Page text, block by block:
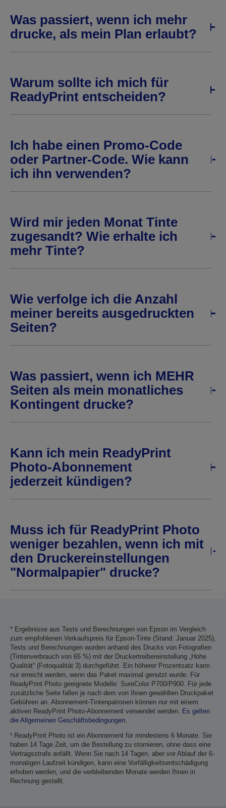
Was passiert, wenn ich mehr
drucke, als mein Plan erlaubt?
Warum sollte ich mich für
ReadyPrint entscheiden?
Ich habe einen Promo-Code
oder Partner-Code. Wie kann
ich ihn verwenden?
Wird mir jeden Monat Tinte
zugesandt? Wie erhalte ich
mehr Tinte?
Wie verfolge ich die Anzahl
meiner bereits ausgedruckten
Seiten?
Was passiert, wenn ich MEHR
Seiten als mein monatliches
Kontingent drucke?
Kann ich mein ReadyPrint
Photo-Abonnement
jederzeit kündigen?
Muss ich für ReadyPrint Photo
weniger bezahlen, wenn ich mit
den Druckereinstellungen
"Normalpapier" drucke?
* Ergebnisse aus Tests und Berechnungen von Epson im Vergleich
zum empfohlenen Verkaufspreis für Epson-Tinte (Stand: Januar 2025),
Tests und Berechnungen wurden anhand des Drucks von Fotografien
(Tintenverbrauch von 65 %) mit der Druckertreibereinstellung „Hohe
Qualität“ (Fotoqualität 3) durchgeführt. Ein höherer Prozentsatz kann
nur erreicht werden, wenn das Paket maximal genutzt wurde. Für
ReadyPrint Photo geeignete Modelle: SureColor P700/P900. Für jede
zusätzliche Seite fallen je nach dem von Ihnen gewählten Druckpaket
Gebühren an. Abonnement-Tintenpatronen können nur mit einem
aktiven ReadyPrint Photo-Abonnement verwendet werden. Es gelten
die Allgemeinen Geschäftsbedingungen.
¹ ReadyPrint Photo ist ein Abonnement für mindestens 6 Monate. Sie
haben 14 Tage Zeit, um die Bestellung zu stornieren, ohne dass eine
Vertragsstrafe anfällt. Wenn Sie nach 14 Tagen, aber vor Ablauf der 6-
monatigen Laufzeit kündigen, kann eine Vorfälligkeitsentschädigung
erhoben werden, und die verbleibenden Monate werden Ihnen in
Rechnung gestellt.